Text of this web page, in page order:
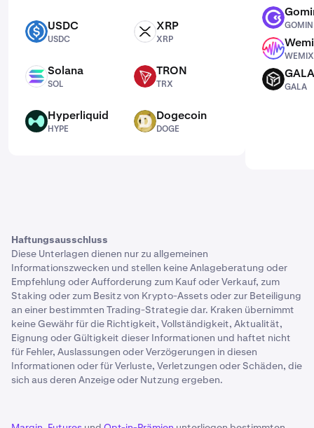
USDC USDC
USDC
XRP XRP
XRP
SOL Solana
SOL
TRX TRON
TRX
HYPE Hyperliquid
HYPE
DOGE Dogecoin
DOGE
GOMINING
WEMIX
WEMIX
GALA GALA
GALA
Haftungsausschluss
Diese Unterlagen dienen nur zu allgemeinen
Informationszwecken und stellen keine Anlageberatung oder
Empfehlung oder Aufforderung zum Kauf oder Verkauf, zum
Staking oder zum Besitz von Krypto-Assets oder zur Beteiligung
an einer bestimmten Trading-Strategie dar. Kraken übernimmt
keine Gewähr für die Richtigkeit, Vollständigkeit, Aktualität,
Eignung oder Gültigkeit dieser Informationen und haftet nicht
für Fehler, Auslassungen oder Verzögerungen in diesen
Informationen oder für Verluste, Verletzungen oder Schäden, die
sich aus deren Anzeige oder Nutzung ergeben.